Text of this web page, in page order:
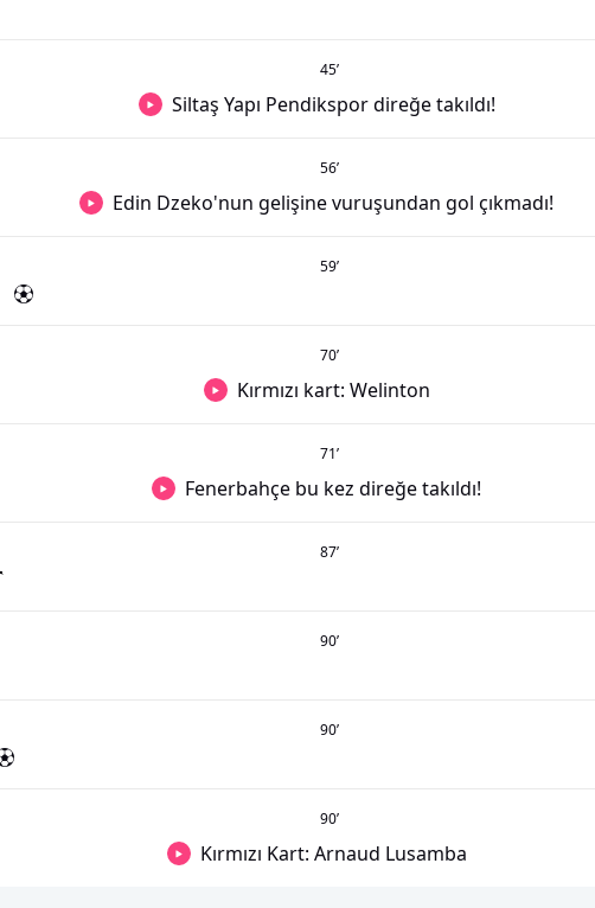
45’
Siltaş Yapı Pendikspor direğe takıldı!
56’
Edin Dzeko'nun gelişine vuruşundan gol çıkmadı!
59’
70’
Kırmızı kart: Welinton
71’
Fenerbahçe bu kez direğe takıldı!
87’
90’
90’
90’
Kırmızı Kart: Arnaud Lusamba